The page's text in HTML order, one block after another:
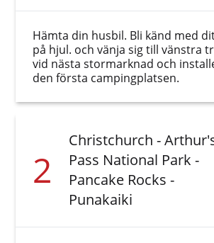
Hämta din husbil. Bli känd med
på hjul. och vänja sig till vänstra
vid nästa stormarknad och
den första campingplatsen.
2
Christchurch -
Pass National Park -
Pancake Rocks -
Punakaiki